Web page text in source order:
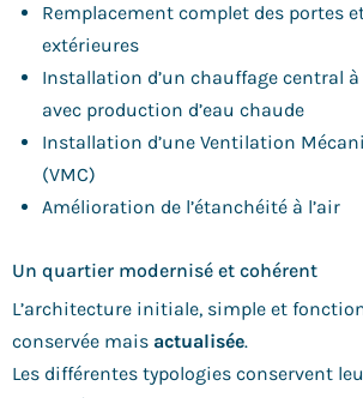
Remplacement complet des portes
extérieures
Installation d’un chauffage central
avec production d’eau chaude
Installation d’une Ventilation
(VMC)
Amélioration de l’étanchéité à l’air
Un quartier modernisé et cohérent
L’architecture initiale, simple et
conservée mais actualisée.
Les différentes typologies conservent